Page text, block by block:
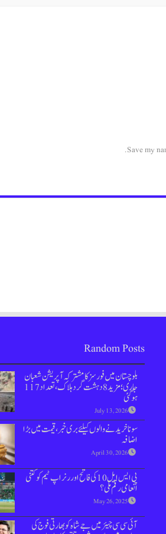
Save my
Random Posts
بلوچستان میں فورسز کا مشترکہ آپریشن شعبان
جاری؛ مزید 8 دہشت گرد ہلاک، تعداد 117
ہوگئی
July 13, 2026
سونا خریدنے والوں کیلئے بری خبر ، قیمت میں بڑا
اضافہ
April 30, 2026
پی ایس ایل 10 کی فاتح اور رنر اپ ٹیم کو کتنی
انعامی رقم ملی؟
May 26, 2025
آئی سی سی چیئرمیں جے شاہ کو بھارتی فوج کی